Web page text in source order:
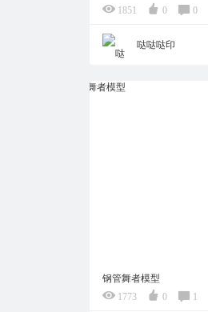
1851
0 0
哒哒哒印
钢管舞者模型
1773
0 1